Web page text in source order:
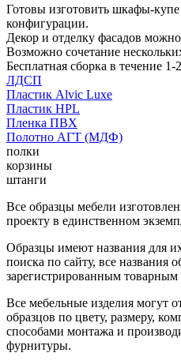
Готовы изготовить шкафы-
конфигурации.
Декор и отделку фасадов
Возможно сочетание
Бесплатная сборка в течение
ЛДСП
Пластик Alvic Luxe
Пластик HPL
Пленка ПВХ
Полотно АГТ (МДФ)
полки
корзины
штанги
Все образцы мебели
проекту в единственном
Образцы имеют названия для
поиска по сайту, все названия
зарегистрированным товарным
Все мебельные изделия могут
образцов по цвету, размеру,
способами монтажа и
фурнитуры.